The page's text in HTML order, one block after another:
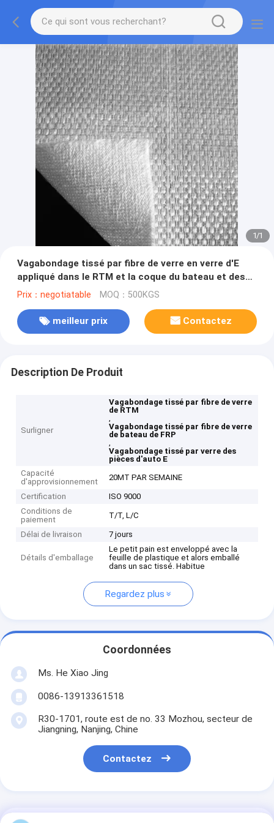
1/1
Vagabondage tissé par fibre de verre en verre d'E
appliqué dans le RTM et la coque du bateau et des
pièces d'auto de FRP
Prix：negotiatable MOQ：500KGS
meilleur prix Contactez
Description De Produit
Surligner
Vagabondage tissé par fibre de verre
de RTM
,
Vagabondage tissé par fibre de verre
de bateau de FRP
,
Vagabondage tissé par verre des
pièces d'auto E
Capacité
d'approvisionnement
20MT PAR SEMAINE
Certification
ISO 9000
Conditions de
paiement
T/T, L/C
Délai de livraison 7 jours
Détails d'emballage
Le petit pain est enveloppé avec la
feuille de plastique et alors emballé
dans un sac tissé. Habitue
Regardez plus
Coordonnées
Ms. He Xiao Jing
0086-13913361518
R30-1701, route est de no. 33 Mozhou, secteur de
Jiangning, Nanjing, Chine
Contactez